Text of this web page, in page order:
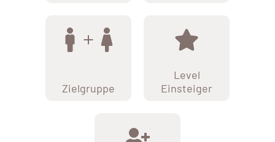
Zielgruppe
Level
Einsteiger